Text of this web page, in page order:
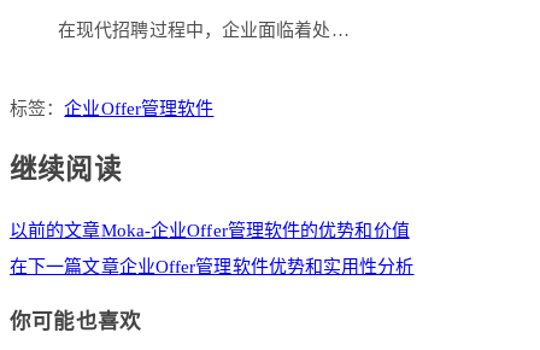
在现代招聘过程中，企业面临着处…
标签：企业Offer管理软件
继续阅读
以前的文章Moka-企业Offer管理软件的优势和价值
在下一篇文章企业Offer管理软件优势和实用性分析
你可能也喜欢